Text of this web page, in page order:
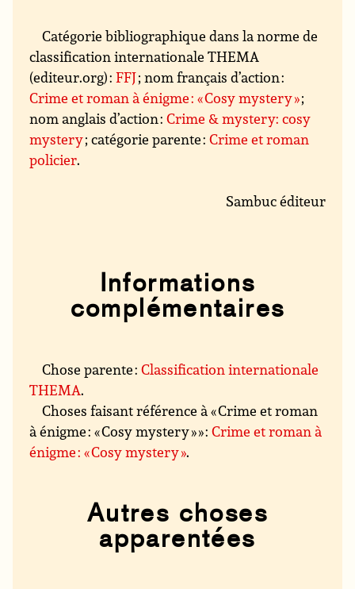
Catégorie bibliographique dans la norme de
classification internationale THEMA
(editeur.org) :FFJ; nom français d’action :
Crime et roman à énigme : « Cosy mystery »;
nom anglais d’action :Crime & mystery: cosy
mystery; catégorie parente :Crime et roman
policier.
Sambuc éditeur
Informations
complémentaires
Chose parente :Classification internationale
THEMA.
Choses faisant référence à « Crime et roman
à énigme : « Cosy mystery » » :Crime et roman à
énigme : « Cosy mystery ».
Autres choses
apparentées